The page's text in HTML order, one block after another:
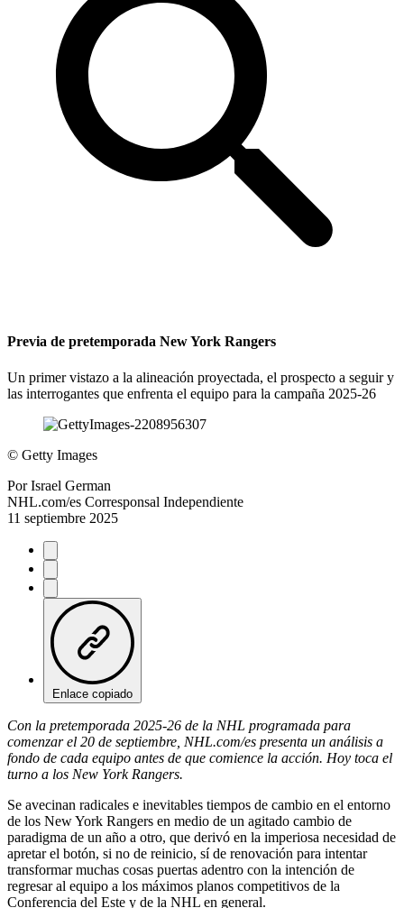
Previa de pretemporada New York Rangers
Un primer vistazo a la alineación proyectada, el prospecto a seguir y
las interrogantes que enfrenta el equipo para la campaña 2025-26
© Getty Images
Por Israel German
NHL.com/es Corresponsal Independiente
11 septiembre 2025
Enlace copiado
Con la pretemporada 2025-26 de la NHL programada para
comenzar el 20 de septiembre, NHL.com/es presenta un análisis a
fondo de cada equipo antes de que comience la acción. Hoy toca el
turno a los New York Rangers.
Se avecinan radicales e inevitables tiempos de cambio en el entorno
de los New York Rangers en medio de un agitado cambio de
paradigma de un año a otro, que derivó en la imperiosa necesidad de
apretar el botón, si no de reinicio, sí de renovación para intentar
transformar muchas cosas puertas adentro con la intención de
regresar al equipo a los máximos planos competitivos de la
Conferencia del Este y de la NHL en general.